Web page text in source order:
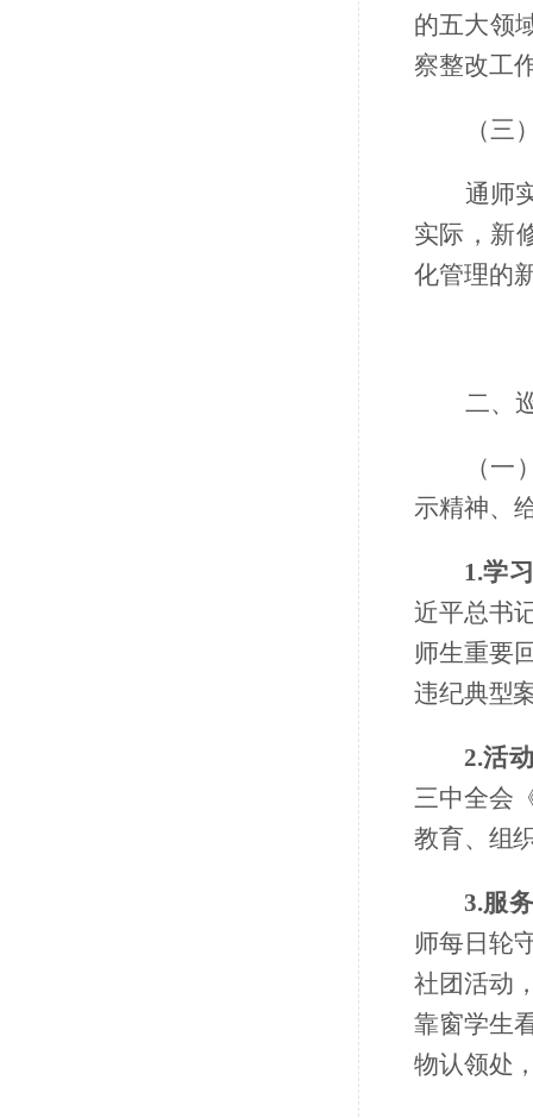
的五大领
察整改工
（
通师
实际，新
化管理的
二、
（一
示精神、
1.学
近平总书
师生重要
违纪典型
2.活
三中全会
教育、组
3.服
师每日轮
社团活动
靠窗学生
物认领处